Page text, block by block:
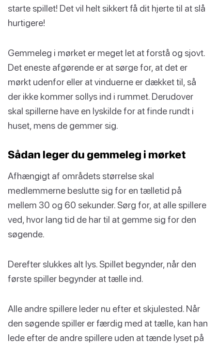
starte spillet! Det vil helt sikkert få dit hjerte til at slå
hurtigere!
Gemmeleg i mørket er meget let at forstå og sjovt.
Det eneste afgørende er at sørge for, at det er
mørkt udenfor eller at vinduerne er dækket til, så
der ikke kommer sollys ind i rummet. Derudover
skal spillerne have en lyskilde for at finde rundt i
huset, mens de gemmer sig.
Sådan leger du gemmeleg i mørket
Afhængigt af områdets størrelse skal
medlemmerne beslutte sig for en tælletid på
mellem 30 og 60 sekunder. Sørg for, at alle spillere
ved, hvor lang tid de har til at gemme sig for den
søgende.
Derefter slukkes alt lys. Spillet begynder, når den
første spiller begynder at tælle ind.
Alle andre spillere leder nu efter et skjulested. Når
den søgende spiller er færdig med at tælle, kan han
lede efter de andre spillere uden at tænde lyset på